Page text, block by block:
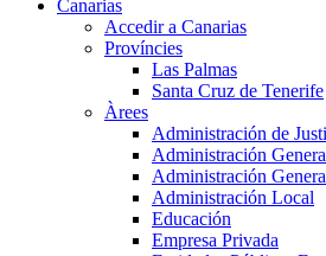
Canarias
Accedir a Canarias
Províncies
Las Palmas
Santa Cruz de Tenerife
Àrees
Administración de
Administración
Administración
Administración Local
Educación
Empresa Privada